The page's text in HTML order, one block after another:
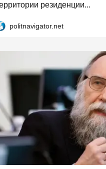
резиденции...
politnavigator.net